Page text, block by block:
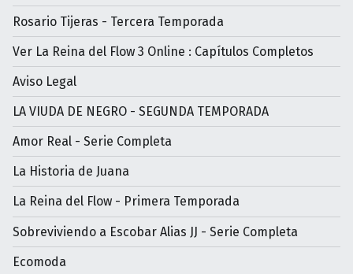
Rosario Tijeras - Tercera Temporada
Ver La Reina del Flow 3 Online : Capítulos Completos
Aviso Legal
LA VIUDA DE NEGRO - SEGUNDA TEMPORADA
Amor Real - Serie Completa
La Historia de Juana
La Reina del Flow - Primera Temporada
Sobreviviendo a Escobar Alias JJ - Serie Completa
Ecomoda